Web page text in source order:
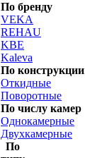
По бренду
VEKA
REHAU
KBE
Kaleva
По конструкции
Откидные
Поворотные
По числу камер
Однокамерные
Двухкамерные
По